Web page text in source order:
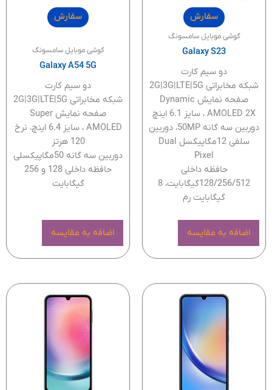
سفارش
گوشی موبایل سامسونگ
Galaxy S23
دو سیم کارت
شبکه مخابراتی 2G|3G|LTE|5G
صفحه نمایش Dynamic
AMOLED 2X ، سایز 6.1 اینچ
دوربین سه گانه 50MP، دوربین
سلفی 12مگاپیکسل Dual
Pixel
حافظه داخلی
128/256/512گیگابایت، 8
گیگابایت رم
اضافه به مقایسه
سفارش
گوشی موبایل سامسونگ
Galaxy A54 5G
دو سیم کارت
شبکه مخابراتی 2G|3G|LTE|5G
صفحه نمایش Super
AMOLED ، سایز 6.4 اینچ، نرخ
120 هرتز
دوربین سه گانه 50مگاپیکسلی
حافظه داخلی 128 و 256
گیگابایت
اضافه به مقایسه